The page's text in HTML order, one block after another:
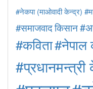
#नेकपा (माओवादी केन्द्र)
#समाजवादकिसान
#कविता#नेपाल
#प्रधानमन्त्री